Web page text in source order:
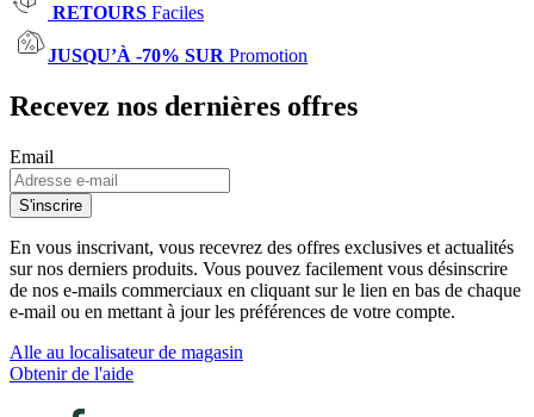
RETOURS Faciles
JUSQU’À -70% SUR Promotion
Recevez nos dernières offres
Email
S'inscrire
En vous inscrivant, vous recevrez des offres exclusives et actualités
sur nos derniers produits. Vous pouvez facilement vous désinscrire
de nos e-mails commerciaux en cliquant sur le lien en bas de chaque
e-mail ou en mettant à jour les préférences de votre compte.
Alle au localisateur de magasin
Obtenir de l'aide